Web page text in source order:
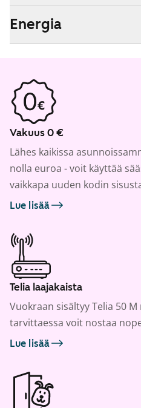
Energia
Vakuus 0 €
Lähes kaikissa
nolla euroa - voit käyttää
vaikkapa uuden kodin
Lue lisää
Telia laajakaista
Vuokraan sisältyy Telia 50
tarvittaessa voit nostaa
Lue lisää